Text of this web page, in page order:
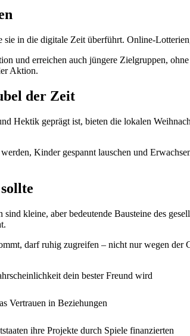
in die digitale Zeit überführt. Online-
und erreichen auch jüngere Zielgruppen,
Aktion.
der Zeit
Hektik geprägt ist, bieten die lokalen
Kinder gespannt lauschen und
kleine, aber bedeutende Bausteine des
darf ruhig zugreifen – nicht nur wegen
dein bester Freund wird
Vertrauen in Beziehungen
ihre Projekte durch Spiele finanzierten